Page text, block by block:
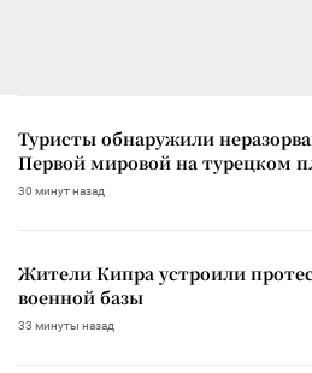
Туристы обнаружили
Первой мировой на турецком
30 минут назад
Жители Кипра устроили
военной базы
33 минуты назад